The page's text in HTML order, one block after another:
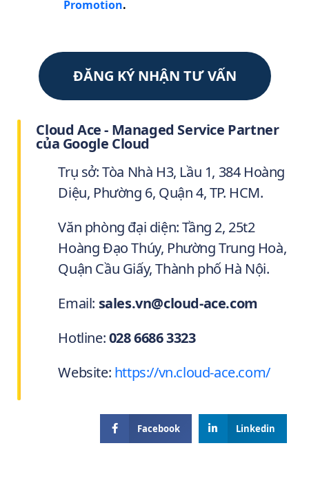
Promotion.
ĐĂNG KÝ NHẬN TƯ VẤN
Cloud Ace - Managed Service Partner
của Google Cloud
Trụ sở: Tòa Nhà H3, Lầu 1, 384 Hoàng
Diệu, Phường 6, Quận 4, TP. HCM.
Văn phòng đại diện: Tầng 2, 25t2
Hoàng Đạo Thúy, Phường Trung Hoà,
Quận Cầu Giấy, Thành phố Hà Nội.
Email: sales.vn@cloud-ace.com
Hotline:028 6686 3323
Website: https://vn.cloud-ace.com/
Facebook Linkedin